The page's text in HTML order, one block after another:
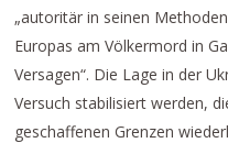
„autoritär in seinen
Europas am Völkermord in
Versagen“. Die Lage in der
Versuch stabilisiert werden,
geschaffenen Grenzen